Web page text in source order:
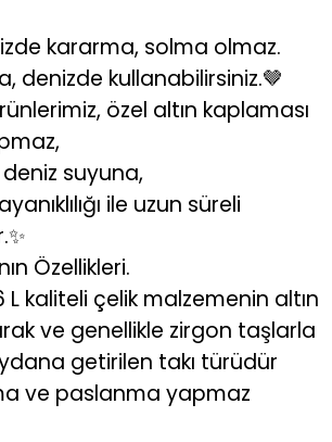
kararma, solma olmaz.
denizde kullanabilirsiniz.🤎
özel altın kaplaması
suyuna,
ile uzun süreli
Özellikleri.
L kaliteli çelik malzemenin altın
ve genellikle zirgon taşlarla
getirilen takı türüdür
ve paslanma yapmaz